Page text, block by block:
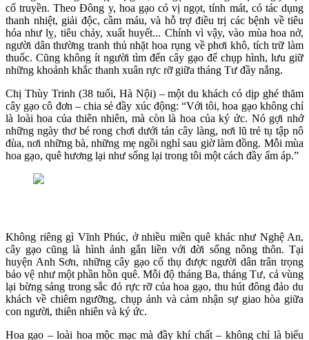
cổ truyền. Theo Đông y, hoa gạo có vị ngọt, tính mát, có tác dụng
thanh nhiệt, giải độc, cầm máu, và hỗ trợ điều trị các bệnh về tiêu
hóa như lỵ, tiêu chảy, xuất huyết... Chính vì vậy, vào mùa hoa nở,
người dân thường tranh thủ nhặt hoa rụng về phơi khô, tích trữ làm
thuốc. Cũng không ít người tìm đến cây gạo để chụp hình, lưu giữ
những khoảnh khắc thanh xuân rực rỡ giữa tháng Tư đầy nắng.
Chị Thùy Trinh (38 tuổi, Hà Nội) – một du khách có dịp ghé thăm
cây gạo cô đơn – chia sẻ đầy xúc động: “Với tôi, hoa gạo không chỉ
là loài hoa của thiên nhiên, mà còn là hoa của ký ức. Nó gợi nhớ
những ngày thơ bé rong chơi dưới tán cây làng, nơi lũ trẻ tụ tập nô
đùa, nơi những bà, những mẹ ngồi nghỉ sau giờ làm đồng. Mỗi mùa
hoa gạo, quê hương lại như sống lại trong tôi một cách đầy ấm áp.”
Không riêng gì Vĩnh Phúc, ở nhiều miền quê khác như Nghệ An,
cây gạo cũng là hình ảnh gắn liền với đời sống nông thôn. Tại
huyện Anh Sơn, những cây gạo cổ thụ được người dân trân trọng
bảo vệ như một phần hồn quê. Mỗi độ tháng Ba, tháng Tư, cả vùng
lại bừng sáng trong sắc đỏ rực rỡ của hoa gạo, thu hút đông đảo du
khách về chiêm ngưỡng, chụp ảnh và cảm nhận sự giao hòa giữa
con người, thiên nhiên và ký ức.
Hoa gạo – loài hoa mộc mạc mà đầy khí chất – không chỉ là biểu